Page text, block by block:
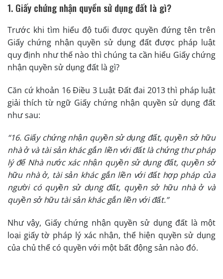
1. Giấy chứng nhận quyền sử dụng đất là gì?
Trước khi tìm hiểu độ tuổi được quyền đứng tên trên
Giấy chứng nhận quyền sử dụng đất được pháp luật
quy định như thế nào thì chúng ta cần hiểu Giấy chứng
nhận quyền sử dụng đất là gì?
Căn cứ khoản 16 Điều 3 Luật Đất đai 2013 thì pháp luật
giải thích từ ngữ Giấy chứng nhận quyền sử dụng đất
như sau:
“16. Giấy chứng nhận quyền sử dụng đất, quyền sở hữu
nhà ở và tài sản khác gắn liền với đất là chứng thư pháp
lý để Nhà nước xác nhận quyền sử dụng đất, quyền sở
hữu nhà ở, tài sản khác gắn liền với đất hợp pháp của
người có quyền sử dụng đất, quyền sở hữu nhà ở và
quyền sở hữu tài sản khác gắn liền với đất.”
Như vậy, Giấy chứng nhận quyền sử dụng đất là một
loại giấy tờ pháp lý xác nhận, thể hiện quyền sử dụng
của chủ thể có quyền với một bất động sản nào đó.